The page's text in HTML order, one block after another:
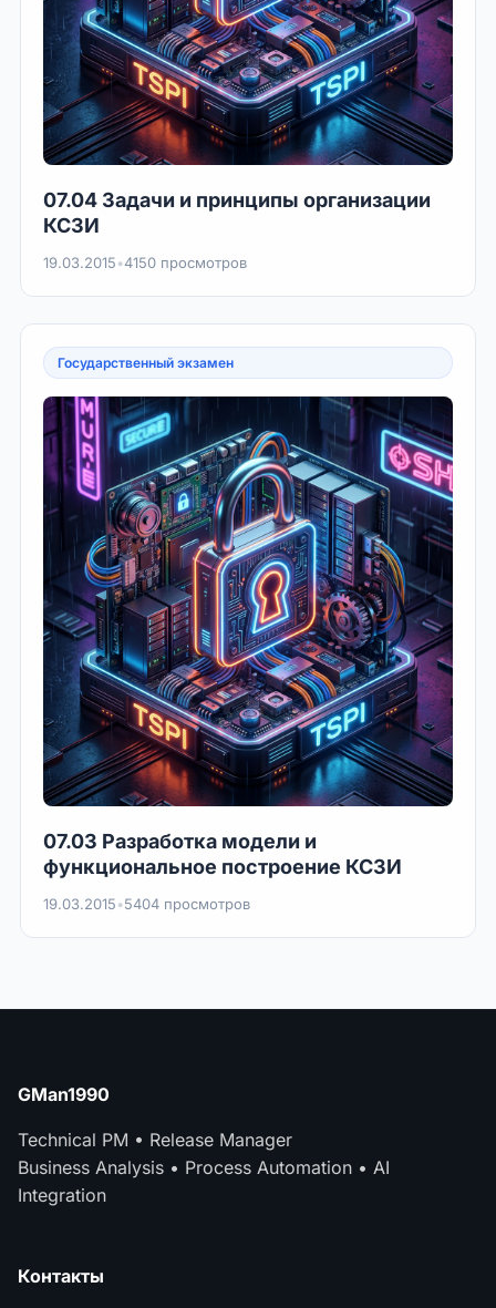
07.04 Задачи и принципы организации
КСЗИ
19.03.2015•4150 просмотров
Государственный экзамен
07.03 Разработка модели и
функциональное построение КСЗИ
19.03.2015•5404 просмотров
GMan1990
Technical PM • Release Manager
Business Analysis • Process Automation • AI
Integration
Контакты